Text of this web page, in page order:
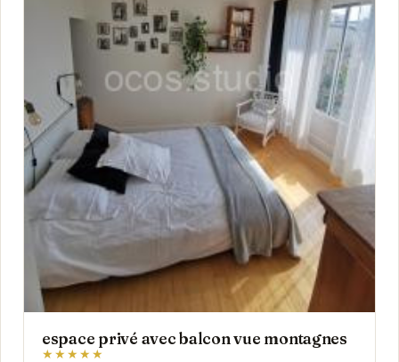
espace privé avec balcon vue montagnes
★★★★★